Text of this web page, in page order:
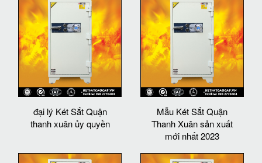
đại lý Két Sắt Quận
thanh xuân ủy quyền
Mẫu Két Sắt Quận
Thanh Xuân sản xuất
mới nhất 2023